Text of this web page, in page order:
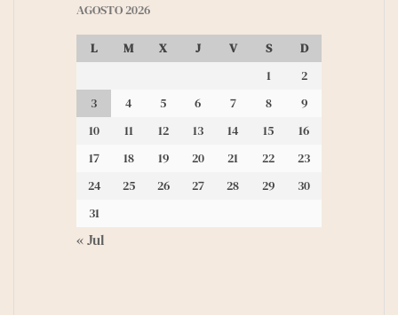
AGOSTO 2026
L M X J V S
D
1
2
3
4 5 6 7 8
9
10
11 12 13 14 15
16
17
18 19 20 21 22
23
24
25 26 27 28 29
30
31
« Jul